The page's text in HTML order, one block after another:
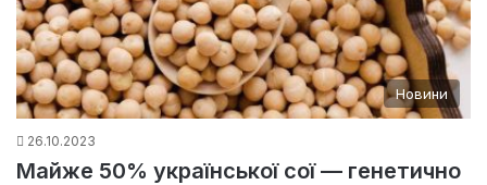
Новини
26.10.2023
Майже 50% української сої — генетично